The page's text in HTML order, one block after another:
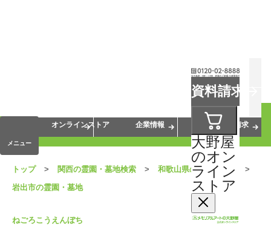
資料請求
大野屋
のオン
ライン
ストア
メニュー
会員サービス
オンラインストア
企業情報 資料請求
トップ 関西の霊園・墓地検索
和歌山県の霊園・墓地
岩出市の霊園・墓地
ねごろこうえんぼち